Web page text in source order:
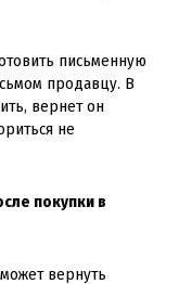
письменную
продавцу. В
вернет он
не
покупки в
вернуть